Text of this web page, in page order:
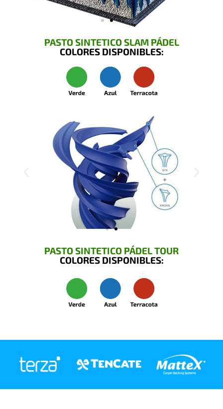
PASTO SINTETICO SLAM PÁDEL
COLORES DISPONIBLES:
PASTO SINTETICO PÁDEL TOUR
COLORES DISPONIBLES: